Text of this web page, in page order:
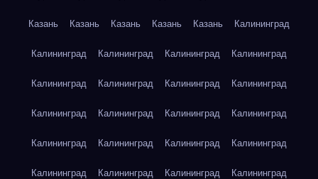
Казань Казань Казань Казань Казань Калининград
Калининград Калининград Калининград Калининград
Калининград Калининград Калининград Калининград
Калининград Калининград Калининград Калининград
Калининград Калининград Калининград Калининград
Калининград Калининград Калининград Калининград